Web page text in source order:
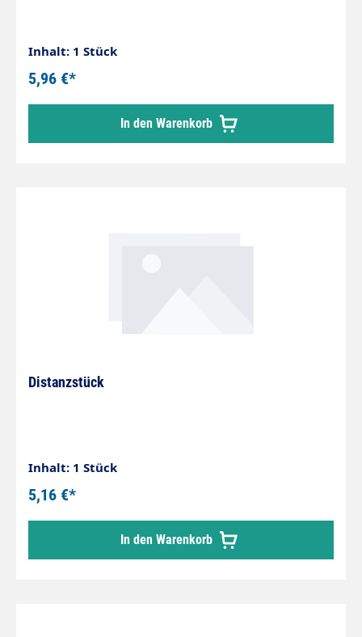
Inhalt: 1 Stück
5,96 €*
In den Warenkorb
Distanzstück
Inhalt: 1 Stück
5,16 €*
In den Warenkorb